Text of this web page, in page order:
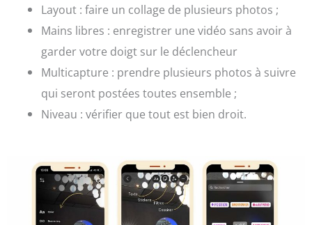
Layout : faire un collage de plusieurs photos ;
Mains libres : enregistrer une vidéo sans avoir à
garder votre doigt sur le déclencheur
Multicapture : prendre plusieurs photos à suivre
qui seront postées toutes ensemble ;
Niveau : vérifier que tout est bien droit.